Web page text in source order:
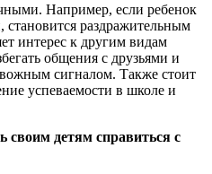
Например, если ребенок
становится раздражительным
интерес к другим видам
общения с друзьями и
сигналом. Также стоит
успеваемости в школе и
своим детям справиться с